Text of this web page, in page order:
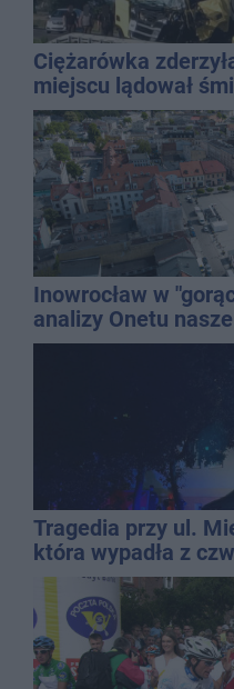
Ciężarówka
miejscu lądował
Inowrocław w
analizy Onetu
najbardziej
Tragedia przy ul.
która wypadła z